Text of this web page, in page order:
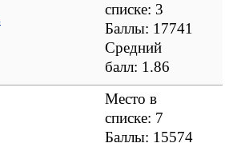
списке: 3
Баллы: 17741
Средний
балл: 1.86
Место в
списке: 7
Баллы: 15574